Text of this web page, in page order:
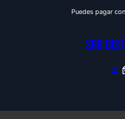
Puedes pagar
SRR